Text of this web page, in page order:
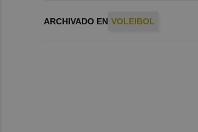
ARCHIVADO EN VOLEIBOL